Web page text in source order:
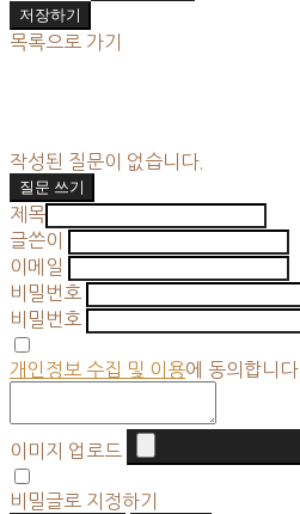
저장하기
목록으로 가기
작성된 질문이 없습니다.
질문 쓰기
제목
글쓴이
이메일
비밀번호
비밀번호
개인정보 수집 및 이용에 동의합니다.
이미지 업로드
비밀글로 지정하기